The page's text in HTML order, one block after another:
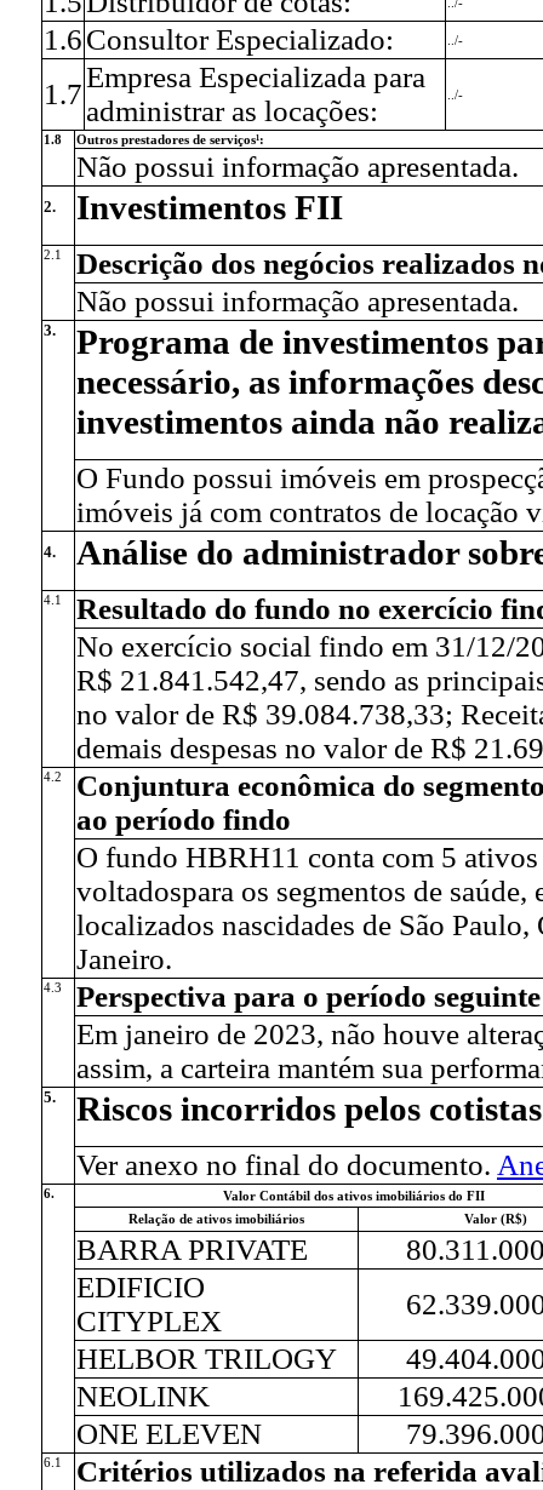
1.6Consultor Especializado: ../-
1.7
Empresa Especializada para
administrar as locações:
../-
1.8 Outros prestadores de serviços¹:
Não possui informação apresentada.
2. Investimentos FII
2.1
Descrição dos negócios realizados
Não possui informação apresentada.
3.
Programa de investimentos
necessário, as informações
investimentos ainda não
O Fundo possui imóveis em
imóveis já com contratos de locação
4. Análise do administrador
4.1
Resultado do fundo no exercício
No exercício social findo em 31/12/
R$ 21.841.542,47, sendo as
no valor de R$ 39.084.738,33;
demais despesas no valor de R$
4.2
Conjuntura econômica do
ao período findo
O fundo HBRH11 conta com 5
voltadospara os segmentos de
localizados nascidades de São
Janeiro.
4.3
Perspectiva para o período
Em janeiro de 2023, não houve
assim, a carteira mantém sua
5. Riscos incorridos pelos
Ver anexo no final do documento.
6.
Valor Contábil dos ativos imobiliários do FII
Relação de ativos imobiliários
Valor (R$)
BARRA PRIVATE
EDIFICIO
CITYPLEX
HELBOR TRILOGY
NEOLINK
ONE ELEVEN
6.1
Critérios utilizados na referida